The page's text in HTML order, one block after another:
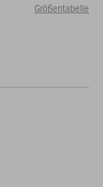
Größentabelle